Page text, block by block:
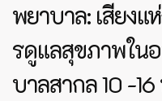
พยาบาล: เสียง
รดูแลสุขภาพใน
บาลสากล 10 -